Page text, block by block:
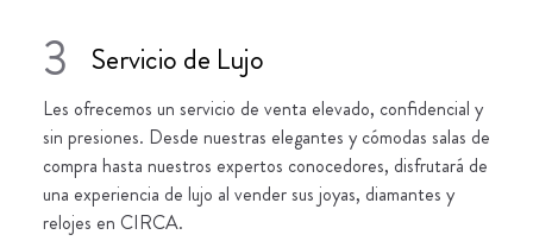
3 Servicio de Lujo
Les ofrecemos un servicio de venta elevado, confidencial y
sin presiones. Desde nuestras elegantes y cómodas salas de
compra hasta nuestros expertos conocedores, disfrutará de
una experiencia de lujo al vender sus joyas, diamantes y
relojes en CIRCA.